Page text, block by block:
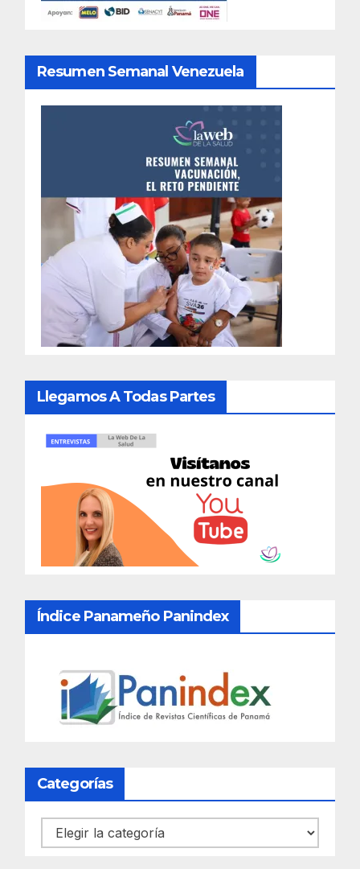
Resumen Semanal Venezuela
Llegamos A Todas Partes
Índice Panameño Panindex
Categorías
Categorías